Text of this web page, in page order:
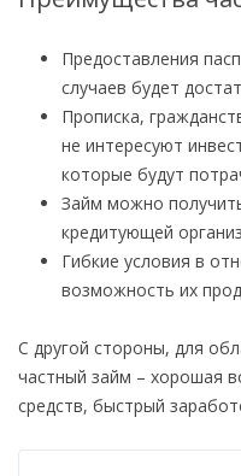
Предоставления
случаев будет
Прописка,
не интересуют
которые будут
Займ можно
кредитующей
Гибкие условия в
возможность их
С другой стороны, для
частный займ – хорошая
средств, быстрый